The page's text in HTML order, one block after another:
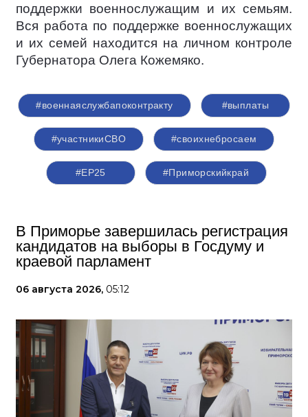
поддержки военнослужащим и их семьям.
Вся работа по поддержке военнослужащих
и их семей находится на личном контроле
Губернатора Олега Кожемяко.
#военнаяслужбапоконтракту #выплаты
#участникиСВО #своихнебросаем
#ЕР25 #Приморскийкрай
В Приморье завершилась регистрация
кандидатов на выборы в Госдуму и
краевой парламент
06 августа 2026, 05:12